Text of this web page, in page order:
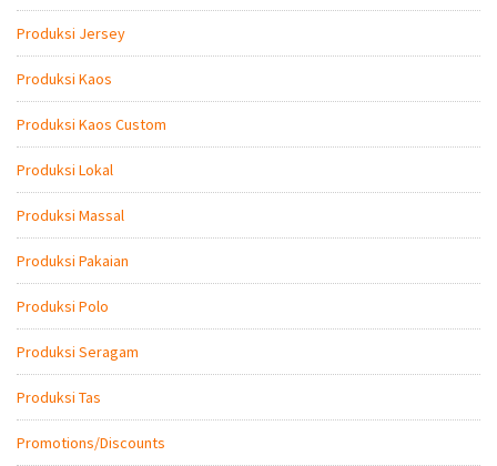
Produksi Jersey
Produksi Kaos
Produksi Kaos Custom
Produksi Lokal
Produksi Massal
Produksi Pakaian
Produksi Polo
Produksi Seragam
Produksi Tas
Promotions/Discounts